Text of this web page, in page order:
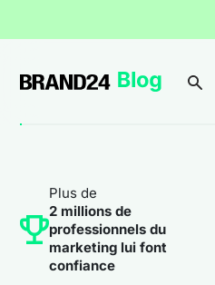
Plus de
2 millions de
professionnels du
marketing lui font
confiance